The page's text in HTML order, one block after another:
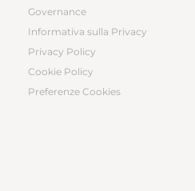
Governance
Informativa sulla Privacy
Privacy Policy
Cookie Policy
Preferenze Cookies